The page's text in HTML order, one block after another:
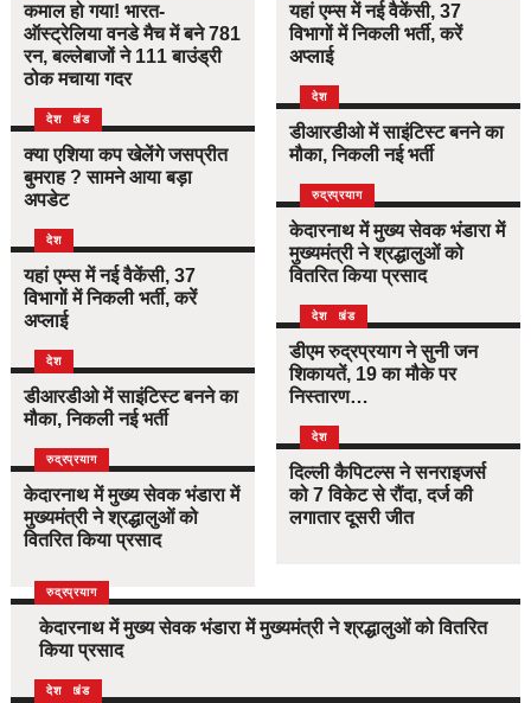
कमाल हो गया! भारत-
ऑस्ट्रेलिया वनडे मैच में बने 781
रन, बल्लेबाजों ने 111 बाउंड्री
ठोक मचाया गदर
उत्तराखंड
देश
क्या एशिया कप खेलेंगे जसप्रीत
बुमराह ? सामने आया बड़ा
अपडेट
देश
यहां एम्स में नई वैकेंसी, 37
विभागों में निकली भर्ती, करें
अप्लाई
देश
डीआरडीओ में साइंटिस्ट बनने का
मौका, निकली नई भर्ती
उत्तराखंड
देश
रुद्रप्रयाग
केदारनाथ में मुख्य सेवक भंडारा में
मुख्यमंत्री ने श्रद्धालुओं को
वितरित किया प्रसाद
यहां एम्स में नई वैकेंसी, 37
विभागों में निकली भर्ती, करें
अप्लाई
देश
डीआरडीओ में साइंटिस्ट बनने का
मौका, निकली नई भर्ती
उत्तराखंड
देश
रुद्रप्रयाग
केदारनाथ में मुख्य सेवक भंडारा में
मुख्यमंत्री ने श्रद्धालुओं को
वितरित किया प्रसाद
उत्तराखंड
देश
डीएम रुद्रप्रयाग ने सुनी जन
शिकायतें, 19 का मौके पर
निस्तारण…
देश
दिल्ली कैपिटल्स ने सनराइजर्स
को 7 विकेट से रौंदा, दर्ज की
लगातार दूसरी जीत
उत्तराखंड
देश
रुद्रप्रयाग
केदारनाथ में मुख्य सेवक भंडारा में मुख्यमंत्री ने श्रद्धालुओं को वितरित
किया प्रसाद
उत्तराखंड
देश